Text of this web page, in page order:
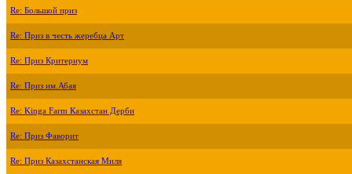
Re: Большой приз
Re: Приз в честь жеребца Арт
Re: Приз Критериум
Re: Приз им.Абая
Re: Kinga Farm Казахстан Дерби
Re: Приз Фаворит
Re: Приз Казахстанская Миля